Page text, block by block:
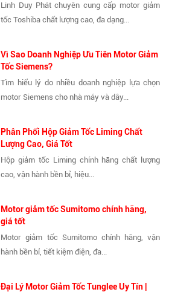
Linh Duy Phát chuyên cung cấp motor giảm
tốc Toshiba chất lượng cao, đa dạng...
Vì Sao Doanh Nghiệp Ưu Tiên Motor Giảm
Tốc Siemens?
Tìm hiểu lý do nhiều doanh nghiệp lựa chọn
motor Siemens cho nhà máy và dây...
Phân Phối Hộp Giảm Tốc Liming Chất
Lượng Cao, Giá Tốt
Hộp giảm tốc Liming chính hãng chất lượng
cao, vận hành bền bỉ, hiệu...
Motor giảm tốc Sumitomo chính hãng,
giá tốt
Motor giảm tốc Sumitomo chính hãng, vận
hành bền bỉ, tiết kiệm điện, đa...
Đại Lý Motor Giảm Tốc Tunglee Uy Tín |